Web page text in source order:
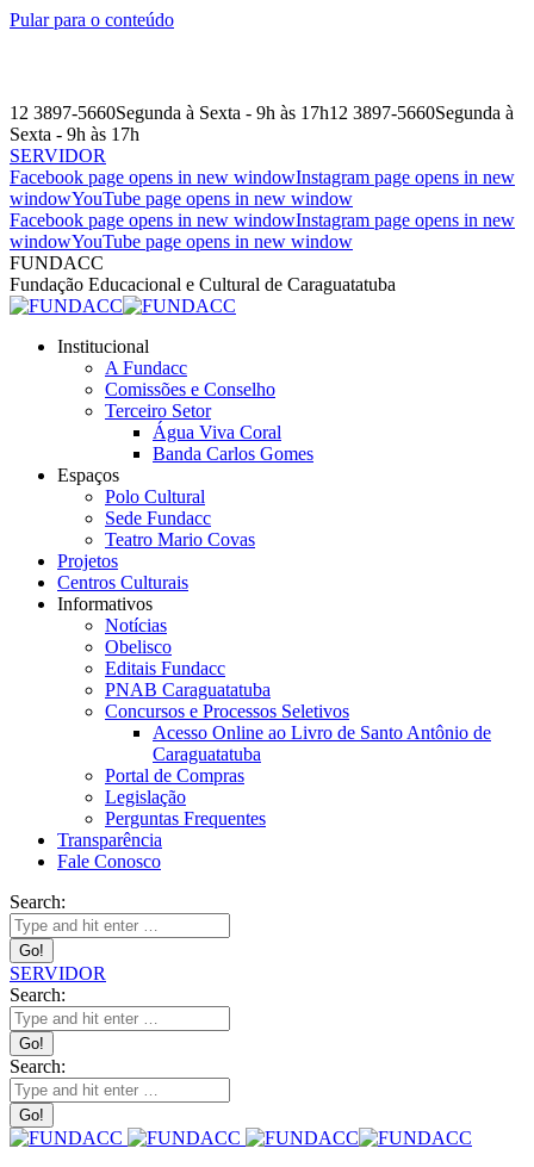
Pular para o conteúdo
12 3897-5660Segunda à Sexta - 9h às 17h12 3897-5660Segunda à
Sexta - 9h às 17h
SERVIDOR
Facebook page opens in new windowInstagram page opens in new
windowYouTube page opens in new window
Facebook page opens in new windowInstagram page opens in new
windowYouTube page opens in new window
FUNDACC
Fundação Educacional e Cultural de Caraguatatuba
Institucional
A Fundacc
Comissões e Conselho
Terceiro Setor
Água Viva Coral
Banda Carlos Gomes
Espaços
Polo Cultural
Sede Fundacc
Teatro Mario Covas
Projetos
Centros Culturais
Informativos
Notícias
Obelisco
Editais Fundacc
PNAB Caraguatatuba
Concursos e Processos Seletivos
Acesso Online ao Livro de Santo Antônio de
Caraguatatuba
Portal de Compras
Legislação
Perguntas Frequentes
Transparência
Fale Conosco
Search:
SERVIDOR
Search:
Search: